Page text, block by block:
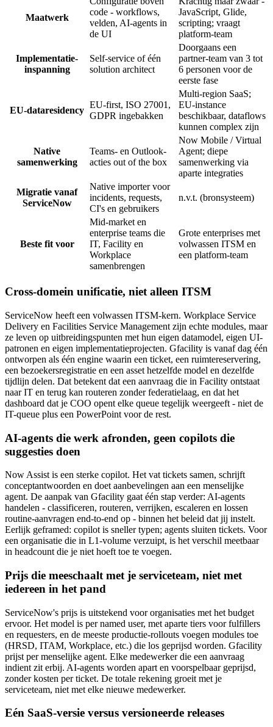
Maatwerk
code - workflows,
velden, AI-agents in
de UI
JavaScript, Glide,
scripting; vraagt
platform-team
Implementatie-
inspanning
Self-service of één
solution architect
Doorgaans een
partner-team van 3 tot
6 personen voor de
eerste fase
EU-dataresidency
EU-first, ISO 27001,
GDPR ingebakken
Multi-region SaaS;
EU-instance
beschikbaar, dataflows
kunnen complex zijn
Native
samenwerking
Teams- en Outlook-
acties out of the box
Now Mobile / Virtual
Agent; diepe
samenwerking via
aparte integraties
Migratie vanaf
ServiceNow
Native importer voor
incidents, requests,
CI's en gebruikers
n.v.t. (bronsysteem)
Beste fit voor
Mid-market en
enterprise teams die
IT, Facility en
Workplace
samenbrengen
Grote enterprises met
volwassen ITSM en
een platform-team
Cross-domein unificatie, niet alleen ITSM
ServiceNow heeft een volwassen ITSM-kern. Workplace Service
Delivery en Facilities Service Management zijn echte modules, maar
ze leven op uitbreidingspunten met hun eigen datamodel, eigen UI-
patronen en eigen implementatieprojecten. Gfacility is vanaf dag één
ontworpen als één engine waarin een ticket, een ruimtereservering,
een bezoekersregistratie en een asset hetzelfde model en dezelfde
tijdlijn delen. Dat betekent dat een aanvraag die in Facility ontstaat
naar IT en terug kan routeren zonder federatielaag, en dat het
dashboard dat je COO opent elke queue tegelijk weergeeft - niet de
IT-queue plus een PowerPoint voor de rest.
AI-agents die werk afronden, geen copilots die
suggesties doen
Now Assist is een sterke copilot. Het vat tickets samen, schrijft
conceptantwoorden en doet aanbevelingen aan een menselijke
agent. De aanpak van Gfacility gaat één stap verder: AI-agents
handelen - classificeren, routeren, verrijken, escaleren en lossen
routine-aanvragen end-to-end op - binnen het beleid dat jij instelt.
Eerlijk geframed: copilot is sneller typen; agents sluiten tickets. Voor
een organisatie die in L1-volume verzuipt, is het verschil meetbaar
in headcount die je niet hoeft toe te voegen.
Prijs die meeschaalt met je serviceteam, niet met
iedereen in het pand
ServiceNow's prijs is uitstekend voor organisaties met het budget
ervoor. Het model is per named user, met aparte tiers voor fulfillers
en requesters, en de meeste productie-rollouts voegen modules toe
(HRSD, ITAM, Workplace, etc.) die los geprijsd worden. Gfacility
prijst per menselijke agent. Elke medewerker die een aanvraag
indient zit erbij. AI-agents worden apart en voorspelbaar geprijsd,
zonder kosten per ticket. De totale rekening groeit met je
serviceteam, niet met elke nieuwe medewerker.
Eén SaaS-versie versus versioneerde releases